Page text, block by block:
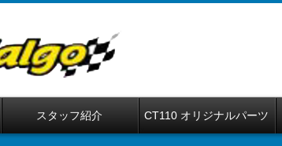
スタッフ紹介 CT110 オリジナルパーツ